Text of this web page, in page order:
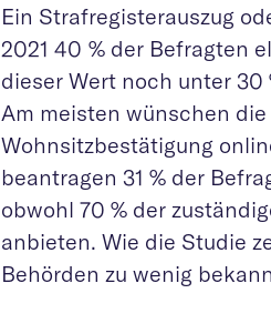
Ein Strafregisterauszug
2021 40 % der Befragten
dieser Wert noch unter 30
Am meisten wünschen
Wohnsitzbestätigung
beantragen 31 % der
obwohl 70 % der
anbieten. Wie die Studie
Behörden zu wenig